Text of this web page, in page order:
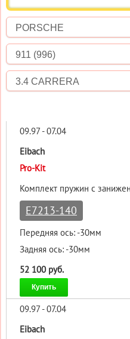
PORSCHE
911 (996)
3.4 CARRERA
09.97 - 07.04
Eibach
Pro-Kit
Комплект пружин с
E7213-140
Передняя ось: -30мм
Задняя ось: -30мм
52 100 руб.
Купить
09.97 - 07.04
Eibach